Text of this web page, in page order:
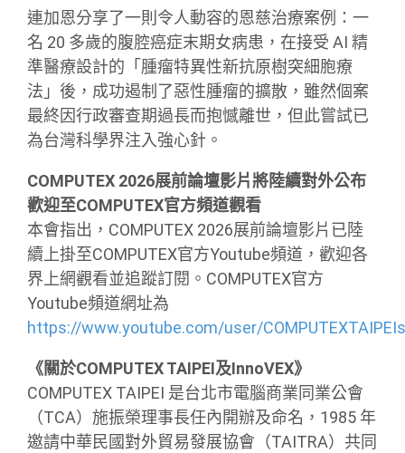
連加恩分享了一則令人動容的恩慈治療案例：一
名 20 多歲的腹腔癌症末期女病患，在接受 AI 精
準醫療設計的「腫瘤特異性新抗原樹突細胞療
法」後，成功遏制了惡性腫瘤的擴散，雖然個案
最終因行政審查期過長而抱憾離世，但此嘗試已
為台灣科學界注入強心針。
COMPUTEX 2026展前論壇影片將陸續對外公布
歡迎至COMPUTEX官方頻道觀看
本會指出，COMPUTEX 2026展前論壇影片已陸
續上掛至COMPUTEX官方Youtube頻道，歡迎各
界上網觀看並追蹤訂閱。COMPUTEX官方
Youtube頻道網址為
https://www.youtube.com/user/
《關於COMPUTEX TAIPEI及InnoVEX》
COMPUTEX TAIPEI 是台北市電腦商業同業公會
（TCA）施振榮理事長任內開辦及命名，1985 年
邀請中華民國對外貿易發展協會（TAITRA）共同